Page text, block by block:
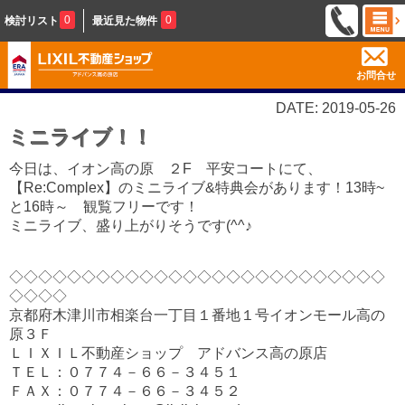
検討リスト 0 最近見た物件 0
お問合せ
DATE: 2019-05-26
ミニライブ！！
今日は、イオン高の原 ２F 平安コートにて、
【Re:Complex】のミニライブ&特典会があります！13時~
と16時～ 観覧フリーです！
ミニライブ、盛り上がりそうです(^^♪
◇◇◇◇◇◇◇◇◇◇◇◇◇◇◇◇◇◇◇◇◇◇◇◇◇◇
◇◇◇◇
京都府木津川市相楽台一丁目１番地１号イオンモール高の
原３Ｆ
ＬＩＸＩＬ不動産ショップ アドバンス高の原店
ＴＥＬ：０７７４－６６－３４５１
ＦＡＸ：０７７４－６６－３４５２